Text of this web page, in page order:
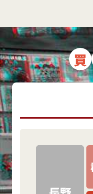
買